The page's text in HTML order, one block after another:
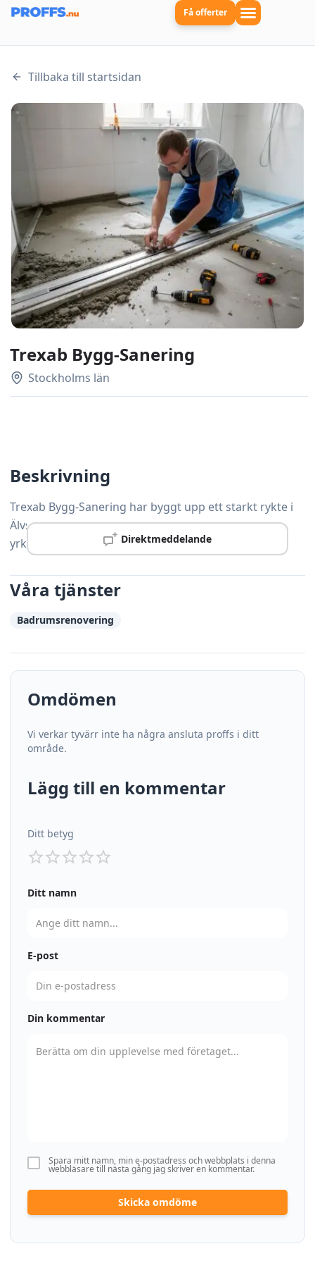
Få offerter
Tillbaka till startsidan
Trexab Bygg-Sanering
Stockholms län
Direktmeddelande
Beskrivning
Trexab Bygg-Sanering har byggt upp ett starkt rykte i
Älvsjö tack vare gedigen kompetens och noggrann
yrkesskicklighet.
Våra tjänster
Badrumsrenovering
Omdömen
Vi verkar tyvärr inte ha några ansluta proffs i ditt
område.
Lägg till en kommentar
Ditt betyg
Ditt namn
E-post
Din kommentar
Spara mitt namn, min e-postadress och webbplats i denna
webbläsare till nästa gång jag skriver en kommentar.
Skicka omdöme